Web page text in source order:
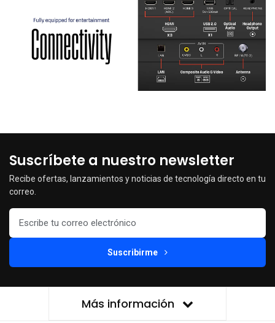
Suscríbete a nuestro newsletter
Recibe ofertas, lanzamientos y noticias de tecnología directo en tu
correo.
Suscribirme
Más información